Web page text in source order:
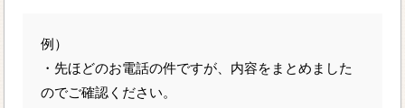
例）
・先ほどのお電話の件ですが、内容をまとめました
のでご確認ください。